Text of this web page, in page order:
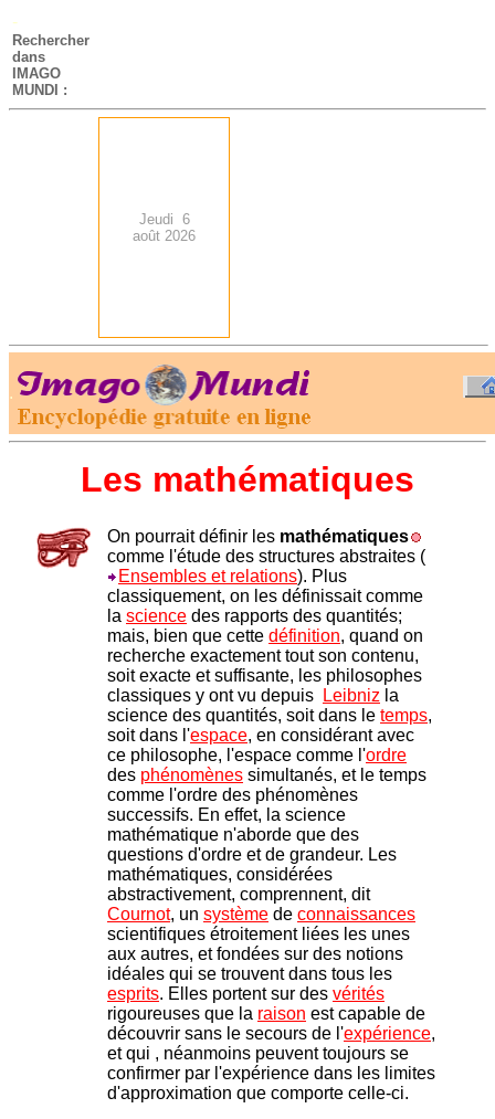
-
Rechercher
dans
IMAGO
MUNDI :
Jeudi 6
août 2026
.
Les mathématiques
On pourrait définir les mathématiques
comme l'étude des structures abstraites (
Ensembles et relations). Plus
classiquement, on les définissait comme
la science des rapports des quantités;
mais, bien que cette définition, quand on
recherche exactement tout son contenu,
soit exacte et suffisante, les philosophes
classiques y ont vu depuis
Leibniz la
science des quantités, soit dans le temps,
soit dans l'espace, en considérant avec
ce philosophe, l'espace comme l'ordre
des phénomènes simultanés, et le temps
comme l'ordre des phénomènes
successifs. En effet, la science
mathématique n'aborde que des
questions d'ordre et de grandeur. Les
mathématiques, considérées
abstractivement, comprennent, dit
Cournot, un système de connaissances
scientifiques étroitement liées les unes
aux autres, et fondées sur des notions
idéales qui se trouvent dans tous les
esprits. Elles portent sur des vérités
rigoureuses que la raison est capable de
découvrir sans le secours de l'expérience,
et qui , néanmoins peuvent toujours se
confirmer par l'expérience dans les limites
d'approximation que comporte celle-ci.